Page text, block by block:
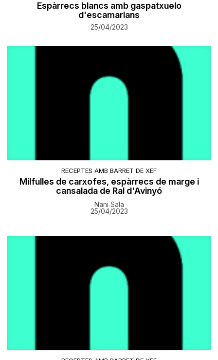
Espàrrecs blancs amb gaspatxuelo
d'escamarlans
25/04/2023
RECEPTES AMB BARRET DE XEF
Milfulles de carxofes, espàrrecs de marge i
cansalada de Ral d'Avinyó
Nani Sala
25/04/2023